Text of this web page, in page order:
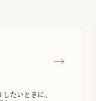
たいときに。